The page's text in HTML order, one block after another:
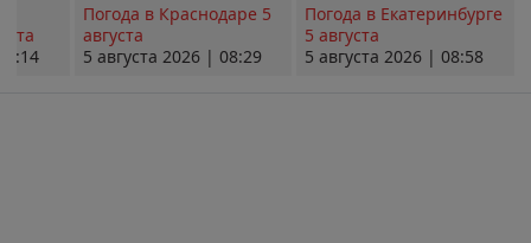
Погода в Краснодаре 5
августа
5 августа 2026 | 08:29
Погода в Екатеринбурге
5 августа
5 августа 2026 | 08:58